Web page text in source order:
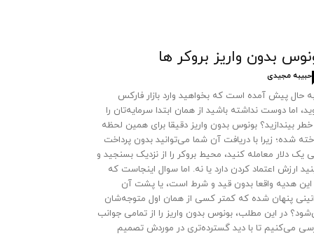
بدون واریز بروکر ها
حبیبه مجیدی
حال پیش آمده است که بخواهید وارد بازار فارکس
اما دوست نداشته باشید از همان ابتدا سرمایه‌تان را
بیندازید؟ بونوس بدون واریز دقیقا برای همین لحظه
شده؛ زیرا با دریافت آن شما می‌توانید بدون پرداخت
یک دلار معامله کنید، محیط بروکر را از نزدیک بسنجید و
ارزش اعتماد کردن دارد یا نه. اما سوال اینجاست که
این هدیه واقعا بدون قید و شرط است، یا پشت آن
پنهان شده که کمتر کسی از همان اول متوجه‌شان
در این مطلب، بونوس بدون واریز را از تمامی جوانب
می‌کنیم تا با دید گسترده‌تری در موردش تصمیم